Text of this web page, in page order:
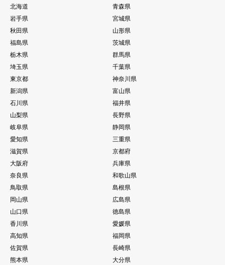
北海道
青森県
岩手県
宮城県
秋田県
山形県
福島県
茨城県
栃木県
群馬県
埼玉県
千葉県
東京都
神奈川県
新潟県
富山県
石川県
福井県
山梨県
長野県
岐阜県
静岡県
愛知県
三重県
滋賀県
京都府
大阪府
兵庫県
奈良県
和歌山県
鳥取県
島根県
岡山県
広島県
山口県
徳島県
香川県
愛媛県
高知県
福岡県
佐賀県
長崎県
熊本県
大分県